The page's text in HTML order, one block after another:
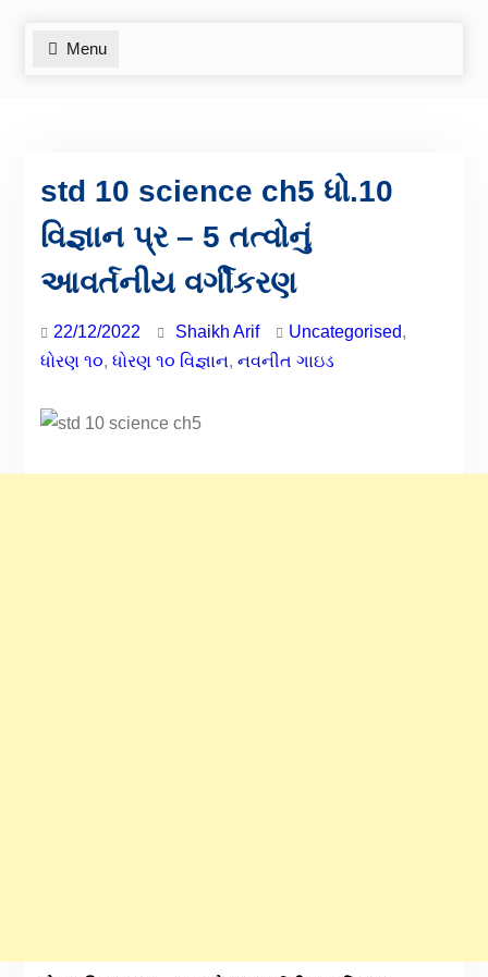
Menu
std 10 science ch5 ધો.10
વિજ્ઞાન પ્ર – 5 તત્વોનું
આવર્તનીય વર્ગીકરણ
22/12/2022 Shaikh Arif Uncategorised,
ધોરણ ૧૦, ધોરણ ૧૦ વિજ્ઞાન, નવનીત ગાઇડ